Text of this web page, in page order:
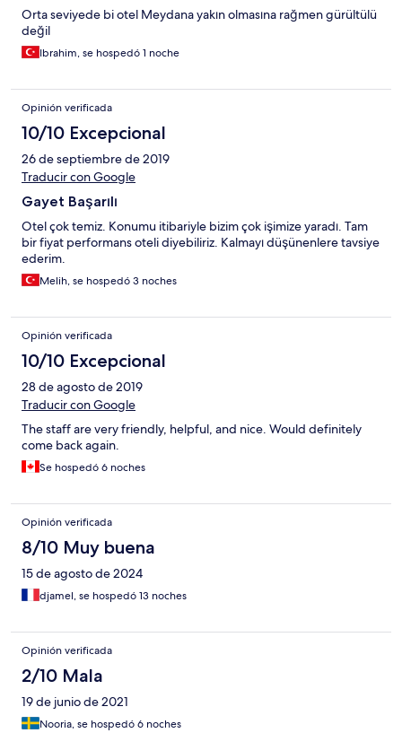
Orta seviyede bi otel Meydana yakın olmasına rağmen gürültülü
değil
Ibrahim, se hospedó 1 noche
Opinión verificada
10/10 Excepcional
26 de septiembre de 2019
Traducir con Google
Gayet Başarılı
Otel çok temiz. Konumu itibariyle bizim çok işimize yaradı. Tam
bir fiyat performans oteli diyebiliriz. Kalmayı düşünenlere tavsiye
ederim.
Melih, se hospedó 3 noches
Opinión verificada
10/10 Excepcional
28 de agosto de 2019
Traducir con Google
The staff are very friendly, helpful, and nice. Would definitely
come back again.
Se hospedó 6 noches
Opinión verificada
8/10 Muy buena
15 de agosto de 2024
djamel, se hospedó 13 noches
Opinión verificada
2/10 Mala
19 de junio de 2021
Nooria, se hospedó 6 noches